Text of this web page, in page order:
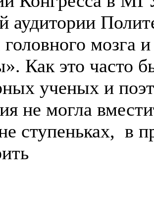
аудитории
мозга
Как это часто
ученых и
не могла
ступеньках,